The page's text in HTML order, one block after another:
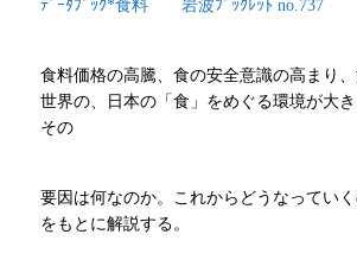
ﾃﾞｰﾀﾌﾞｯｸ*食料 岩波ﾌﾞｯｸﾚｯﾄ no.737
食料価格の高騰、食の安全意識の高まり
世界の、日本の「食」をめぐる環境が大き
その
要因は何なのか。これからどうなってい
をもとに解説する。